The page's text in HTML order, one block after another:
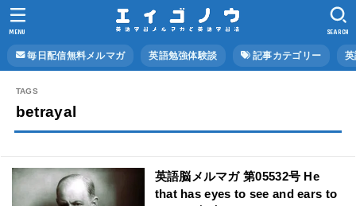
毎日配信無料メルマガ 英語勉強体験談 記事カテゴリー
SEARCH
MENU
betrayal
英語脳メルマガ 第05532号 He
that has eyes to see and ears to